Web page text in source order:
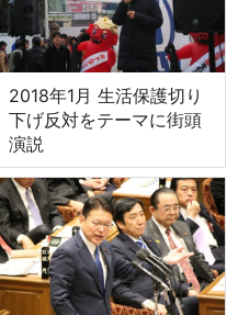
2018年1月 生活保護切り
下げ反対をテーマに街頭
演説